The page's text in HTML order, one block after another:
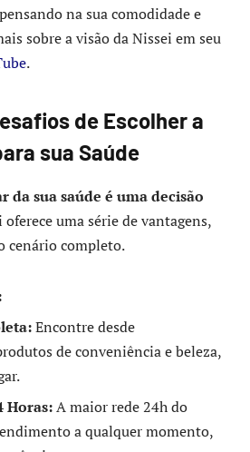
na sua comodidade e
sobre a visão da Nissei em seu
.
de Escolher a
sua Saúde
da sua saúde é uma decisão
oferece uma série de vantagens,
cenário completo.
Encontre desde
de conveniência e beleza,
Horas:A maior rede 24h do
a qualquer momento,